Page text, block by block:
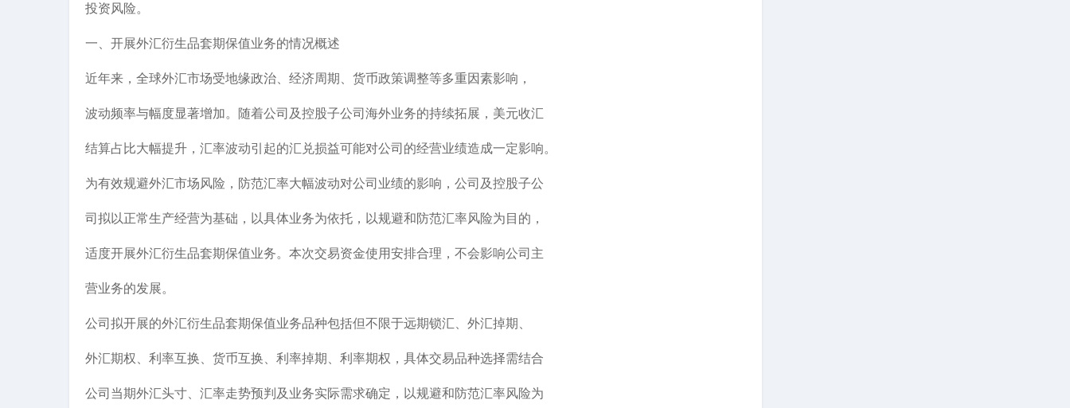
投资风险。
一、开展外汇衍生品套期保值业务的情况概述
近年来，全球外汇市场受地缘政治、经济周期、货币政策调整等多重因素影响，
波动频率与幅度显著增加。随着公司及控股子公司海外业务的持续拓展，美元收汇
结算占比大幅提升，汇率波动引起的汇兑损益可能对公司的经营业绩造成一定影响。
为有效规避外汇市场风险，防范汇率大幅波动对公司业绩的影响，公司及控股子公
司拟以正常生产经营为基础，以具体业务为依托，以规避和防范汇率风险为目的，
适度开展外汇衍生品套期保值业务。本次交易资金使用安排合理，不会影响公司主
营业务的发展。
公司拟开展的外汇衍生品套期保值业务品种包括但不限于远期锁汇、外汇掉期、
外汇期权、利率互换、货币互换、利率掉期、利率期权，具体交易品种选择需结合
公司当期外汇头寸、汇率走势预判及业务实际需求确定，以规避和防范汇率风险为